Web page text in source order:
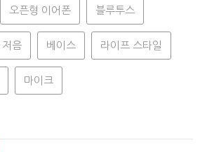
오픈형 이어폰 블루투스
저음 베이스 라이프 스타일
마이크